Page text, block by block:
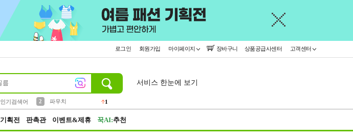
로그인 회원가입 마이페이지 장바구니 상품공급사센터 고객센터
인기검색어
2
파우치
1
서비스 한눈에 보기
기획전 판촉관 이벤트&제휴 꾹AI:추천